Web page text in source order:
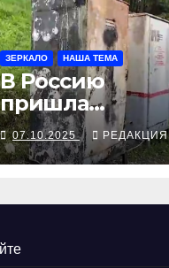
ЗЕРКАЛО НАША ТЕМА
В Россию
пришла
партизанская
осень
07.10.2025 РЕДАКЦИЯ